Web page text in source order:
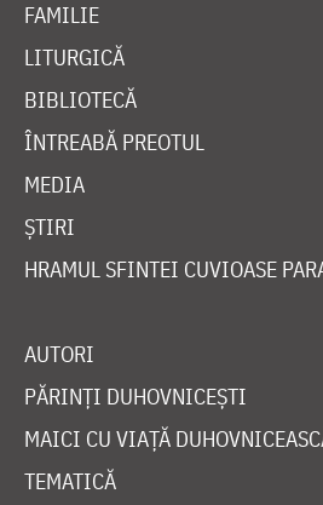
FAMILIE
LITURGICĂ
BIBLIOTECĂ
ÎNTREABĂ PREOTUL
MEDIA
ȘTIRI
HRAMUL SFINTEI CUVIOASE
AUTORI
PĂRINȚI DUHOVNICEȘTI
MAICI CU VIAȚĂ
TEMATICĂ